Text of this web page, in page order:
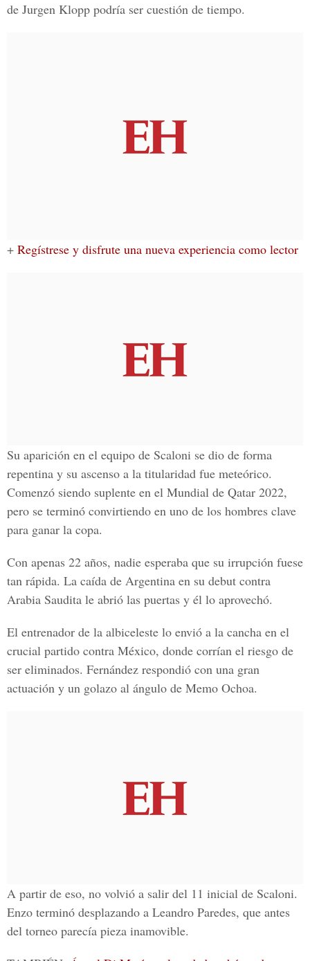
de Jurgen Klopp podría ser cuestión de tiempo.
+ Regístrese y disfrute una nueva experiencia como lector
Su aparición en el equipo de Scaloni se dio de forma
repentina y su ascenso a la titularidad fue meteórico.
Comenzó siendo suplente en el Mundial de Qatar 2022,
pero se terminó convirtiendo en uno de los hombres clave
para ganar la copa.
Con apenas 22 años, nadie esperaba que su irrupción fuese
tan rápida. La caída de Argentina en su debut contra
Arabia Saudita le abrió las puertas y él lo aprovechó.
El entrenador de la albiceleste lo envió a la cancha en el
crucial partido contra México, donde corrían el riesgo de
ser eliminados. Fernández respondió con una gran
actuación y un golazo al ángulo de Memo Ochoa.
A partir de eso, no volvió a salir del 11 inicial de Scaloni.
Enzo terminó desplazando a Leandro Paredes, que antes
del torneo parecía pieza inamovible.